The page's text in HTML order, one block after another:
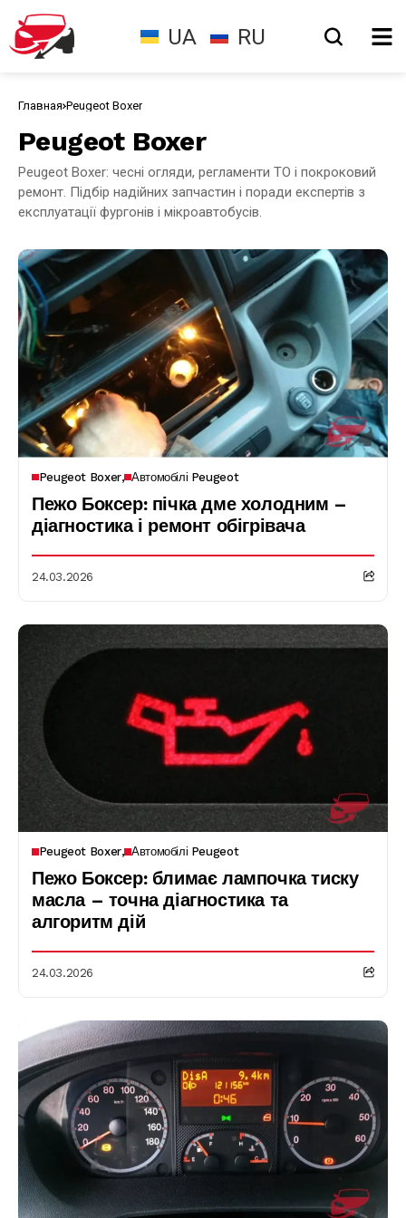
UA RU
Главная Peugeot Boxer
Peugeot Boxer
Peugeot Boxer: чесні огляди, регламенти ТО і покроковий
ремонт. Підбір надійних запчастин і поради експертів з
експлуатації фургонів і мікроавтобусів.
Peugeot Boxer Автомобілі Peugeot
Пежо Боксер: пічка дме холодним –
діагностика і ремонт обігрівача
24.03.2026
Peugeot Boxer Автомобілі Peugeot
Пежо Боксер: блимає лампочка тиску
масла – точна діагностика та
алгоритм дій
24.03.2026